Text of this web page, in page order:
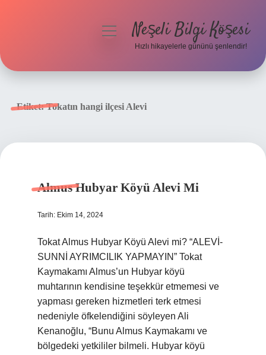
menüyüNeşeli Bilgi Köşesi
Hızlı hikayelerle gününü şenlendir!
Etiket:Tokatın hangi ilçesi Alevi
Almus Hubyar Köyü Alevi Mi
Tarih: Ekim 14, 2024
Tokat Almus Hubyar Köyü Alevi mi? “ALEVİ-
SUNNİ AYRIMCILIK YAPMAYIN” Tokat
Kaymakamı Almus’un Hubyar köyü
muhtarının kendisine teşekkür etmemesi ve
yapması gereken hizmetleri terk etmesi
nedeniyle öfkelendiğini söyleyen Ali
Kenanoğlu, “Bunu Almus Kaymakamı ve
bölgedeki yetkililer bilmeli. Hubyar köyü